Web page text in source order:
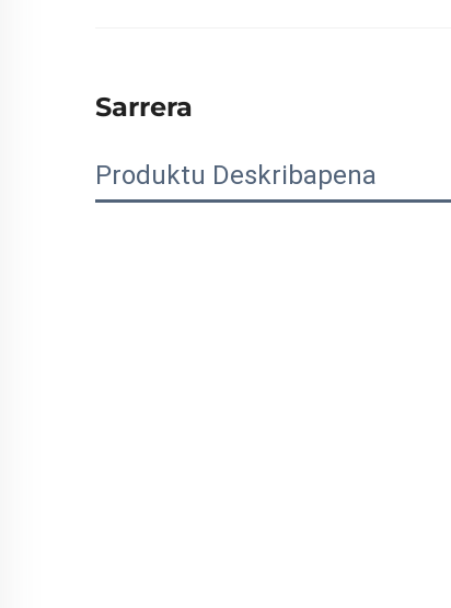
Sarrera
Produktu Deskribapena